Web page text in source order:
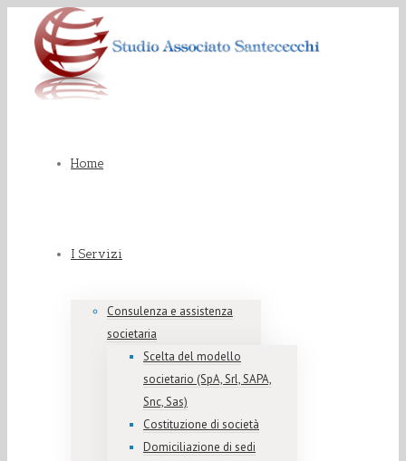
Home
I Servizi
Consulenza e assistenza
societaria
Scelta del modello
societario (SpA, Srl, SAPA,
Snc, Sas)
Costituzione di società
Domiciliazione di sedi